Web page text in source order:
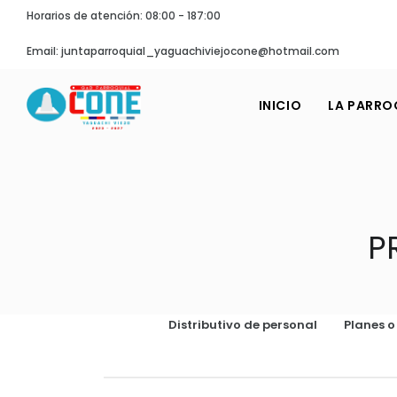
Horarios de atención: 08:00 - 187:00
Email: juntaparroquial_yaguachiviejocone@hotmail.com
INICIO LA
Distributivo de personal Planes